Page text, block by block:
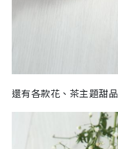
還有各款花、茶主題甜品